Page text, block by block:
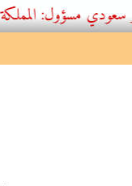
المملكة حريصة